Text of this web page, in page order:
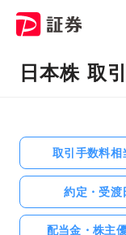
日本株 取
取引手数料相
約定・受渡
配当金・株主